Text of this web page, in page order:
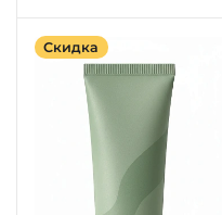
Скидка